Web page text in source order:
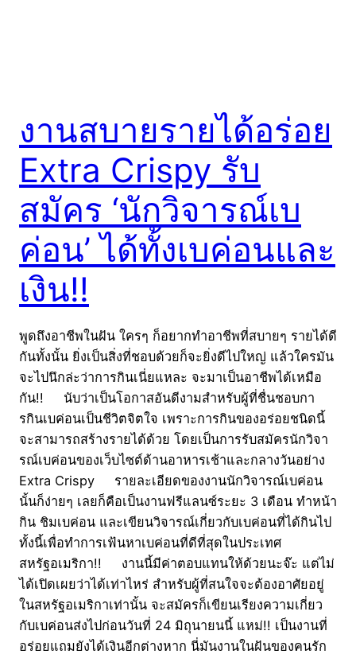
งานสบายรายได้อร่อย
Extra Crispy รับ
สมัคร ‘นักวิจารณ์เบ
ค่อน’ ได้ทั้งเบค่อนและ
เงิน!!
พูดถึงอาชีพในฝัน ใครๆ ก็อยากทำอาชีพที่สบายๆ รายได้ดี
กันทั้งนั้น ยิ่งเป็นสิ่งที่ชอบด้วยก็จะยิ่งดีไปใหญ่ แล้วใครมัน
จะไปนึกล่ะว่าการกินเนี่ยแหละ จะมาเป็นอาชีพได้เหมือ
กัน!! นับว่าเป็นโอกาสอันดีงามสำหรับผู้ที่ชื่นชอบกา
รกินเบค่อนเป็นชีวิตจิตใจ เพราะการกินของอร่อยชนิดนี้
จะสามารถสร้างรายได้ด้วย โดยเป็นการรับสมัครนักวิจา
รณ์เบค่อนของเว็บไซต์ด้านอาหารเช้าและกลางวันอย่าง
Extra Crispy รายละเอียดของงานนักวิจารณ์เบค่อน
นั้นก็ง่ายๆ เลยก็คือเป็นงานฟรีแลนซ์ระยะ 3 เดือน ทำหน้า
กิน ชิมเบค่อน และเขียนวิจารณ์เกี่ยวกับเบค่อนที่ได้กินไป
ทั้งนี้เพื่อทำการเฟ้นหาเบค่อนที่ดีที่สุดในประเทศ
สหรัฐอเมริกา!! งานนี้มีค่าตอบแทนให้ด้วยนะจ๊ะ แต่ไม่
ได้เปิดเผยว่าได้เท่าไหร่ สำหรับผู้ที่สนใจจะต้องอาศัยอยู่
ในสหรัฐอเมริกาเท่านั้น จะสมัครก็เขียนเรียงความเกี่ยว
กับเบค่อนส่งไปก่อนวันที่ 24 มิถุนายนนี้ แหม่!! เป็นงานที่
อร่อยแถมยังได้เงินอีกต่างหาก นี่มันงานในฝันของคนรัก